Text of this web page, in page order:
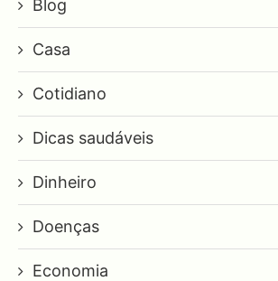
Blog
Casa
Cotidiano
Dicas saudáveis
Dinheiro
Doenças
Economia